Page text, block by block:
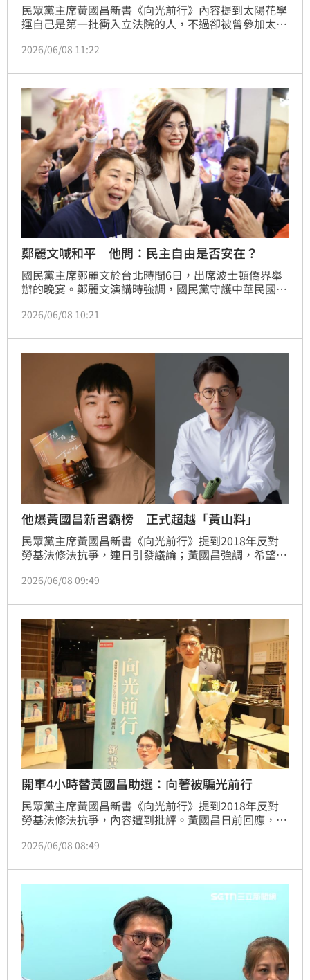
民眾黨主席黃國昌新書《向光前行》內容提到太陽花學
運自己是第一批衝入立法院的人，不過卻被曾參加太陽
動的，黃當晚是在上節目，等到數百人都進到立法院後
個時候片面攻擊真的大可不必，每個人在事後都有自己
的政治選擇。如果曾經參與社會運動，卻在民進黨全面
執政後，完全忘記兩岸協議監督條例這項政治承諾，甚
至配合民進黨進行
2026/06/08 11:22
鄭麗文喊和平 他問：民主自由是否安在？
國民黨主席鄭麗文於台北時間6日，出席波士頓僑界舉
辦的晚宴。鄭麗文演講時強調，國民黨守護中華民國憲
地緣政治中，國民黨將扮演「搭橋者」的角色，為台海
天撰文寫下《誰，不要和平？》他在文中提到，沒有人
不要和平，關鍵是和平之外，民主自由，是否安在？
2026/06/08 10:21
他爆黃國昌新書霸榜 正式超越「黃山料」
民眾黨主席黃國昌新書《向光前行》提到2018年反對
勞基法修法抗爭，連日引發議論；黃國昌強調，希望這
望、向光前行。知名作家黃山料近日遭YouTuber多米
料回應，謝謝各界給他的建議，也再次謝謝所有讀者一
路以來的支持，同樣成為話題；前桃園市議員王浩宇則
是直呼，台灣文學新巔峰！黃國昌新書霸榜，正式超越
黃山料。
2026/06/08 09:49
開車4小時替黃國昌助選：向著被騙光前行
民眾黨主席黃國昌新書《向光前行》提到2018年反對
勞基法修法抗爭，內容遭到批評。黃國昌日前回應，書
身體情況細節。我駐歐盟代表謝志偉今（8）天感嘆，
這才弄明白，所有信任被騙光。那趟來回其實是，向著
被騙光前行。
2026/06/08 08:49